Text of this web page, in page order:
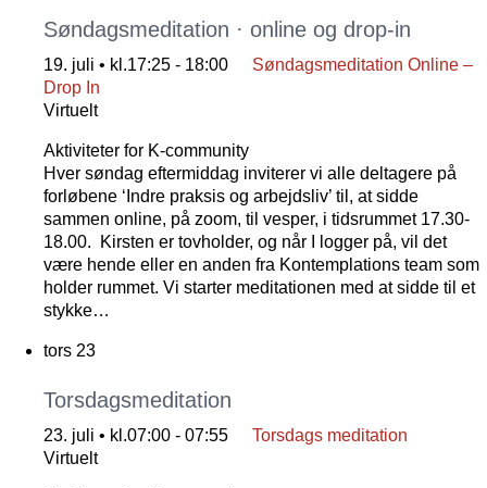
Søndagsmeditation · online og drop-in
19. juli • kl.17:25 - 18:00
Søndagsmeditation Online –
Drop In
Virtuelt
Aktiviteter for K-community
Hver søndag eftermiddag inviterer vi alle deltagere på
forløbene ‘Indre praksis og arbejdsliv’ til, at sidde
sammen online, på zoom, til vesper, i tidsrummet 17.30-
18.00. Kirsten er tovholder, og når I logger på, vil det
være hende eller en anden fra Kontemplations team som
holder rummet. Vi starter meditationen med at sidde til et
stykke…
tors 23
Torsdagsmeditation
23. juli • kl.07:00 - 07:55
Torsdags meditation
Virtuelt